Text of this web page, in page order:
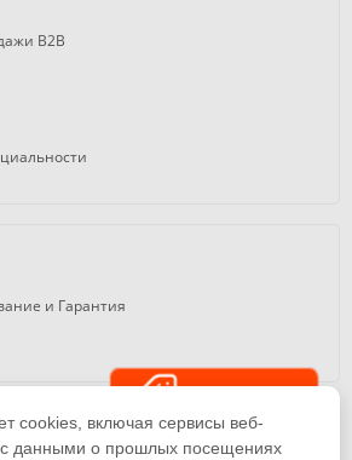
B2B
и Гарантия
Плюс»
cookies, включая сервисы веб-
данными о прошлых посещениях